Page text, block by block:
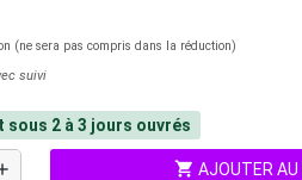
(ne sera pas compris dans la réduction)
suivi
sous 2 à 3 jours ouvrés
shopping_cart AJOUTER AU